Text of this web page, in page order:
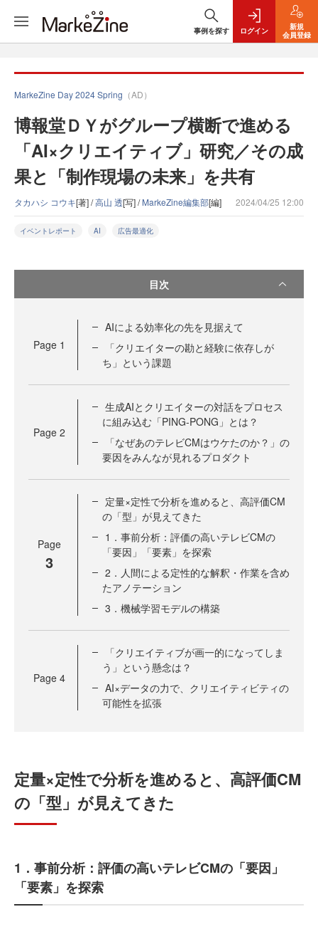
事例を探す ログイン
新規
会員登録
MarkeZine Day 2024 Spring （AD）
博報堂ＤＹがグループ横断で進める
「AI×クリエイティブ」研究／その成
果と「制作現場の未来」を共有
タカハシ コウキ[著] /高山 透[写] /MarkeZine編集部[編] 2024/04/25 12:00
イベントレポート AI 広告最適化
目次
Page 1
AIによる効率化の先を見据えて
「クリエイターの勘と経験に依存しが
ち」という課題
Page 2
生成AIとクリエイターの対話をプロセス
に組み込む「PING-PONG」とは？
「なぜあのテレビCMはウケたのか？」の
要因をみんなが見れるプロダクト
Page
3
定量×定性で分析を進めると、高評価CM
の「型」が見えてきた
1．事前分析：評価の高いテレビCMの
「要因」「要素」を探索
2．人間による定性的な解釈・作業を含め
たアノテーション
3．機械学習モデルの構築
Page 4
「クリエイティブが画一的になってしま
う」という懸念は？
AI×データの力で、クリエイティビティの
可能性を拡張
定量×定性で分析を進めると、高評価CM
の「型」が見えてきた
1．事前分析：評価の高いテレビCMの「要因」
「要素」を探索